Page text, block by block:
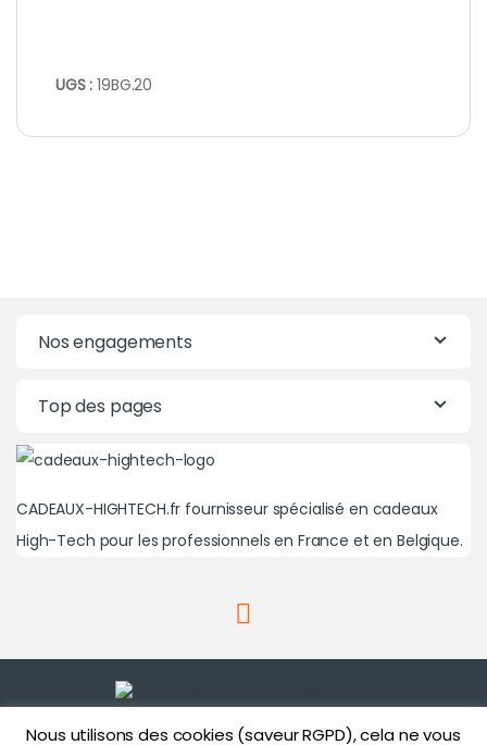
UGS :19BG.20
Nos engagements
Top des pages
CADEAUX-HIGHTECH.fr fournisseur spécialisé en cadeaux
High-Tech pour les professionnels en France et en Belgique.
Une question? Un besoin?
Nous utilisons des cookies (saveur RGPD), cela ne vous